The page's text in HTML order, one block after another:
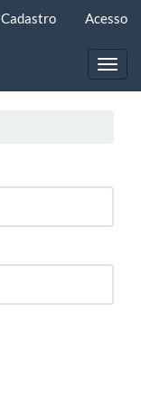
Cadastro Acesso